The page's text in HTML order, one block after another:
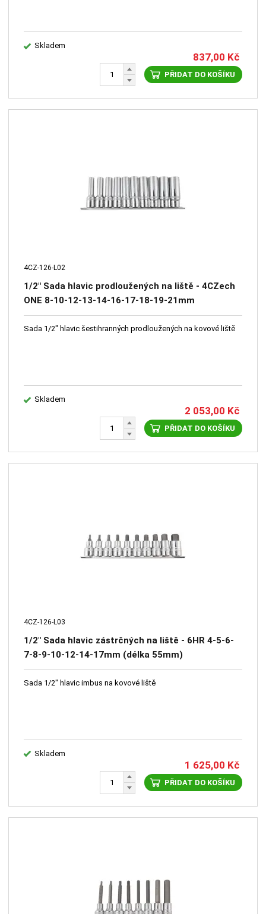
Skladem
837,00 Kč
PŘIDAT DO KOŠÍKU
4CZ-126-L02
1/2" Sada hlavic prodloužených na liště - 4CZech
ONE 8-10-12-13-14-16-17-18-19-21mm
Sada 1/2" hlavic šestihranných prodloužených na kovové liště
Skladem
2 053,00 Kč
PŘIDAT DO KOŠÍKU
4CZ-126-L03
1/2" Sada hlavic zástrčných na liště - 6HR 4-5-6-
7-8-9-10-12-14-17mm (délka 55mm)
Sada 1/2" hlavic imbus na kovové liště
Skladem
1 625,00 Kč
PŘIDAT DO KOŠÍKU